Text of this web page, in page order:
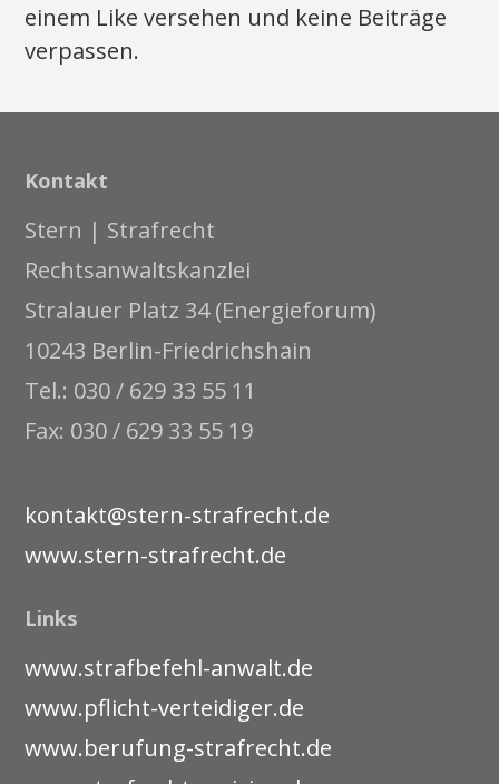
einem Like versehen und keine Beiträge
verpassen.
Kontakt
Stern | Strafrecht
Rechtsanwaltskanzlei
Stralauer Platz 34 (Energieforum)
10243 Berlin-Friedrichshain
Tel.: 030 / 629 33 55 11
Fax: 030 / 629 33 55 19
kontakt@stern-strafrecht.de
www.stern-strafrecht.de
Links
www.strafbefehl-anwalt.de
www.pflicht-verteidiger.de
www.berufung-strafrecht.de